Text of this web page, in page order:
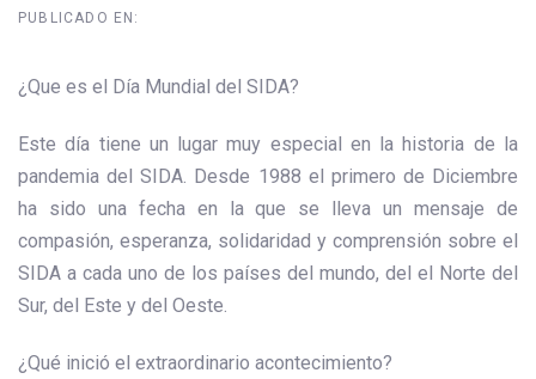
PUBLICADO EN:
¿Que es el Día Mundial del SIDA?
Este día tiene un lugar muy especial en la historia de la
pandemia del SIDA. Desde 1988 el primero de Diciembre
ha sido una fecha en la que se lleva un mensaje de
compasión, esperanza, solidaridad y comprensión sobre el
SIDA a cada uno de los países del mundo, del el Norte del
Sur, del Este y del Oeste.
¿Qué inició el extraordinario acontecimiento?